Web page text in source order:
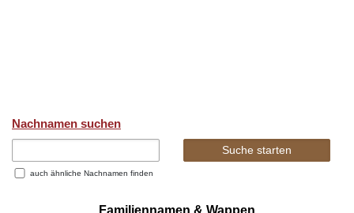
Nachnamen suchen
auch ähnliche Nachnamen finden